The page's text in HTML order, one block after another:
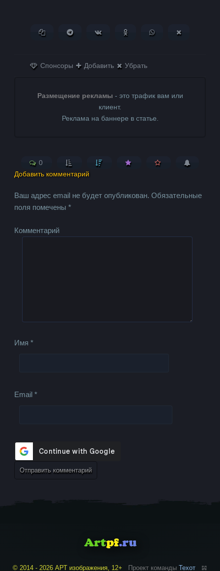
Копировать ссылкуПоделиться в Telegram
Поделиться ВКонтактеПоделиться в
Поделиться в
Спонсоры Добавить Убрать
Размещение рекламы - это трафик вам или
клиент.
Реклама на баннере в статье.
0
Добавить комментарий
Ваш адрес email не будет опубликован. Обязательные
поля помечены*
Комментарий
Имя*
Email*
© 2014 - 2026 АРТ изображения, 12+ Проект команды Техот 𝌴